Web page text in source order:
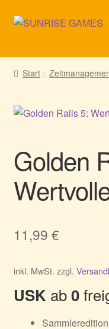
Zur
Zum
► Startseite
► Support/Hilfe
► Mein Konto
Start
Golden
11,99 €
inkl. MwSt. zzgl.
USK ab0